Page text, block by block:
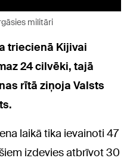
militāri
triecienā Kijivai
24 cilvēki, tajā
rītā ziņoja Valsts
laikā tika ievainoti 47
izdevies atbrīvot 30